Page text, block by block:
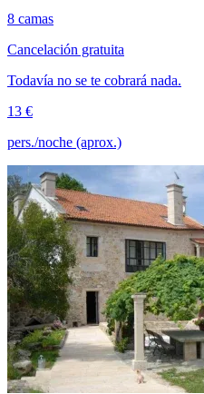
8 camas
Cancelación gratuita
Todavía no se te cobrará nada.
13 €
pers./noche (aprox.)